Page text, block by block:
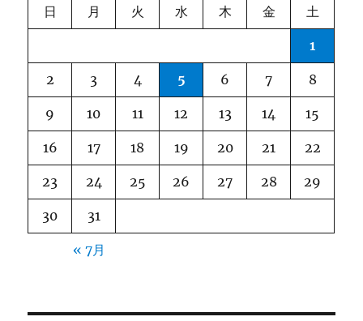
日 月 火 水 木 金 土
1
2 3 4 5 6 7 8
9 10 11 12 13 14 15
16 17 18 19 20 21 22
23 24 25 26 27 28 29
30 31
« 7月